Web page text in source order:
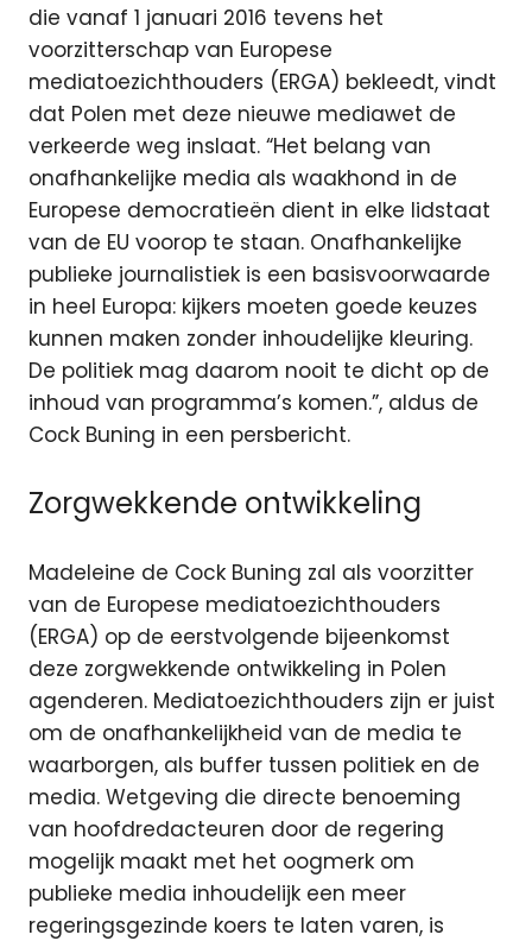
die vanaf 1 januari 2016 tevens het
voorzitterschap van Europese
mediatoezichthouders (ERGA) bekleedt, vindt
dat Polen met deze nieuwe mediawet de
verkeerde weg inslaat. “Het belang van
onafhankelijke media als waakhond in de
Europese democratieën dient in elke lidstaat
van de EU voorop te staan. Onafhankelijke
publieke journalistiek is een basisvoorwaarde
in heel Europa: kijkers moeten goede keuzes
kunnen maken zonder inhoudelijke kleuring.
De politiek mag daarom nooit te dicht op de
inhoud van programma’s komen.”, aldus de
Cock Buning in een persbericht.
Zorgwekkende ontwikkeling
Madeleine de Cock Buning zal als voorzitter
van de Europese mediatoezichthouders
(ERGA) op de eerstvolgende bijeenkomst
deze zorgwekkende ontwikkeling in Polen
agenderen. Mediatoezichthouders zijn er juist
om de onafhankelijkheid van de media te
waarborgen, als buffer tussen politiek en de
media. Wetgeving die directe benoeming
van hoofdredacteuren door de regering
mogelijk maakt met het oogmerk om
publieke media inhoudelijk een meer
regeringsgezinde koers te laten varen, is